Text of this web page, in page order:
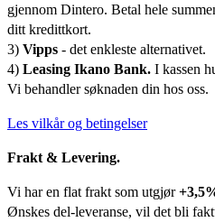
gjennom Dintero. Betal hele
ditt kredittkort.
3) Vipps - det enkleste alternativet.
4) Leasing Ikano Bank. I kassen
Vi behandler søknaden din hos oss.
Les vilkår og betingelser
Frakt & Levering.
Vi har en flat frakt som utgjør
Ønskes del-leveranse, vil det bli